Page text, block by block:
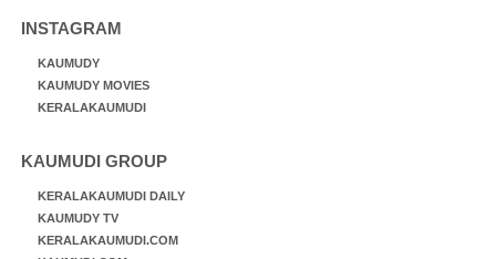
INSTAGRAM
KAUMUDY
KAUMUDY MOVIES
KERALAKAUMUDI
KAUMUDI GROUP
KERALAKAUMUDI DAILY
KAUMUDY TV
KERALAKAUMUDI.COM